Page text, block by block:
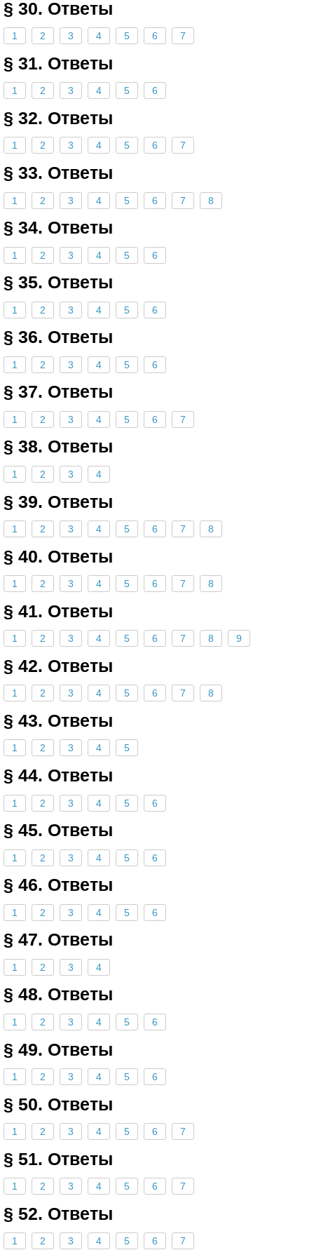
§ 30. Ответы
1 2 3 4 5 6 7
§ 31. Ответы
1 2 3 4 5 6
§ 32. Ответы
1 2 3 4 5 6 7
§ 33. Ответы
1 2 3 4 5 6 7 8
§ 34. Ответы
1 2 3 4 5 6
§ 35. Ответы
1 2 3 4 5 6
§ 36. Ответы
1 2 3 4 5 6
§ 37. Ответы
1 2 3 4 5 6 7
§ 38. Ответы
1 2 3 4
§ 39. Ответы
1 2 3 4 5 6 7 8
§ 40. Ответы
1 2 3 4 5 6 7 8
§ 41. Ответы
1 2 3 4 5 6 7 8 9
§ 42. Ответы
1 2 3 4 5 6 7 8
§ 43. Ответы
1 2 3 4 5
§ 44. Ответы
1 2 3 4 5 6
§ 45. Ответы
1 2 3 4 5 6
§ 46. Ответы
1 2 3 4 5 6
§ 47. Ответы
1 2 3 4
§ 48. Ответы
1 2 3 4 5 6
§ 49. Ответы
1 2 3 4 5 6
§ 50. Ответы
1 2 3 4 5 6 7
§ 51. Ответы
1 2 3 4 5 6 7
§ 52. Ответы
1 2 3 4 5 6 7